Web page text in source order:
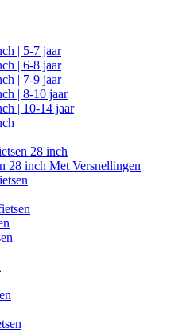
| 5-7 jaar
| 6-8 jaar
| 7-9 jaar
| 8-10 jaar
| 10-14 jaar
28 inch
28 inch Met Versnellingen